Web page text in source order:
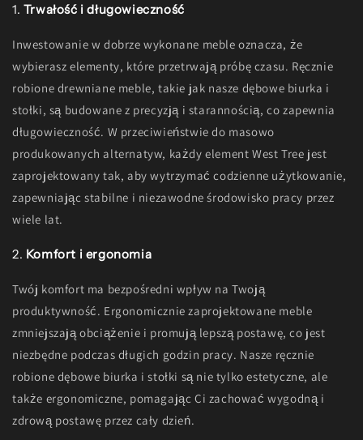
1. Trwałość i długowieczność
Inwestowanie w dobrze wykonane meble oznacza, że ​​
wybierasz elementy, które przetrwają próbę czasu. Ręcznie
robione drewniane meble, takie jak nasze dębowe biurka i
stołki, są budowane z precyzją i starannością, co zapewnia
długowieczność. W przeciwieństwie do masowo
produkowanych alternatyw, każdy element West Tree jest
zaprojektowany tak, aby wytrzymać codzienne użytkowanie,
zapewniając stabilne i niezawodne środowisko pracy przez
wiele lat.
2. Komfort i ergonomia
Twój komfort ma bezpośredni wpływ na Twoją
produktywność. Ergonomicznie zaprojektowane meble
zmniejszają obciążenie i promują lepszą postawę, co jest
niezbędne podczas długich godzin pracy. Nasze ręcznie
robione dębowe biurka i stołki są nie tylko estetyczne, ale
także ergonomiczne, pomagając Ci zachować wygodną i
zdrową postawę przez cały dzień.